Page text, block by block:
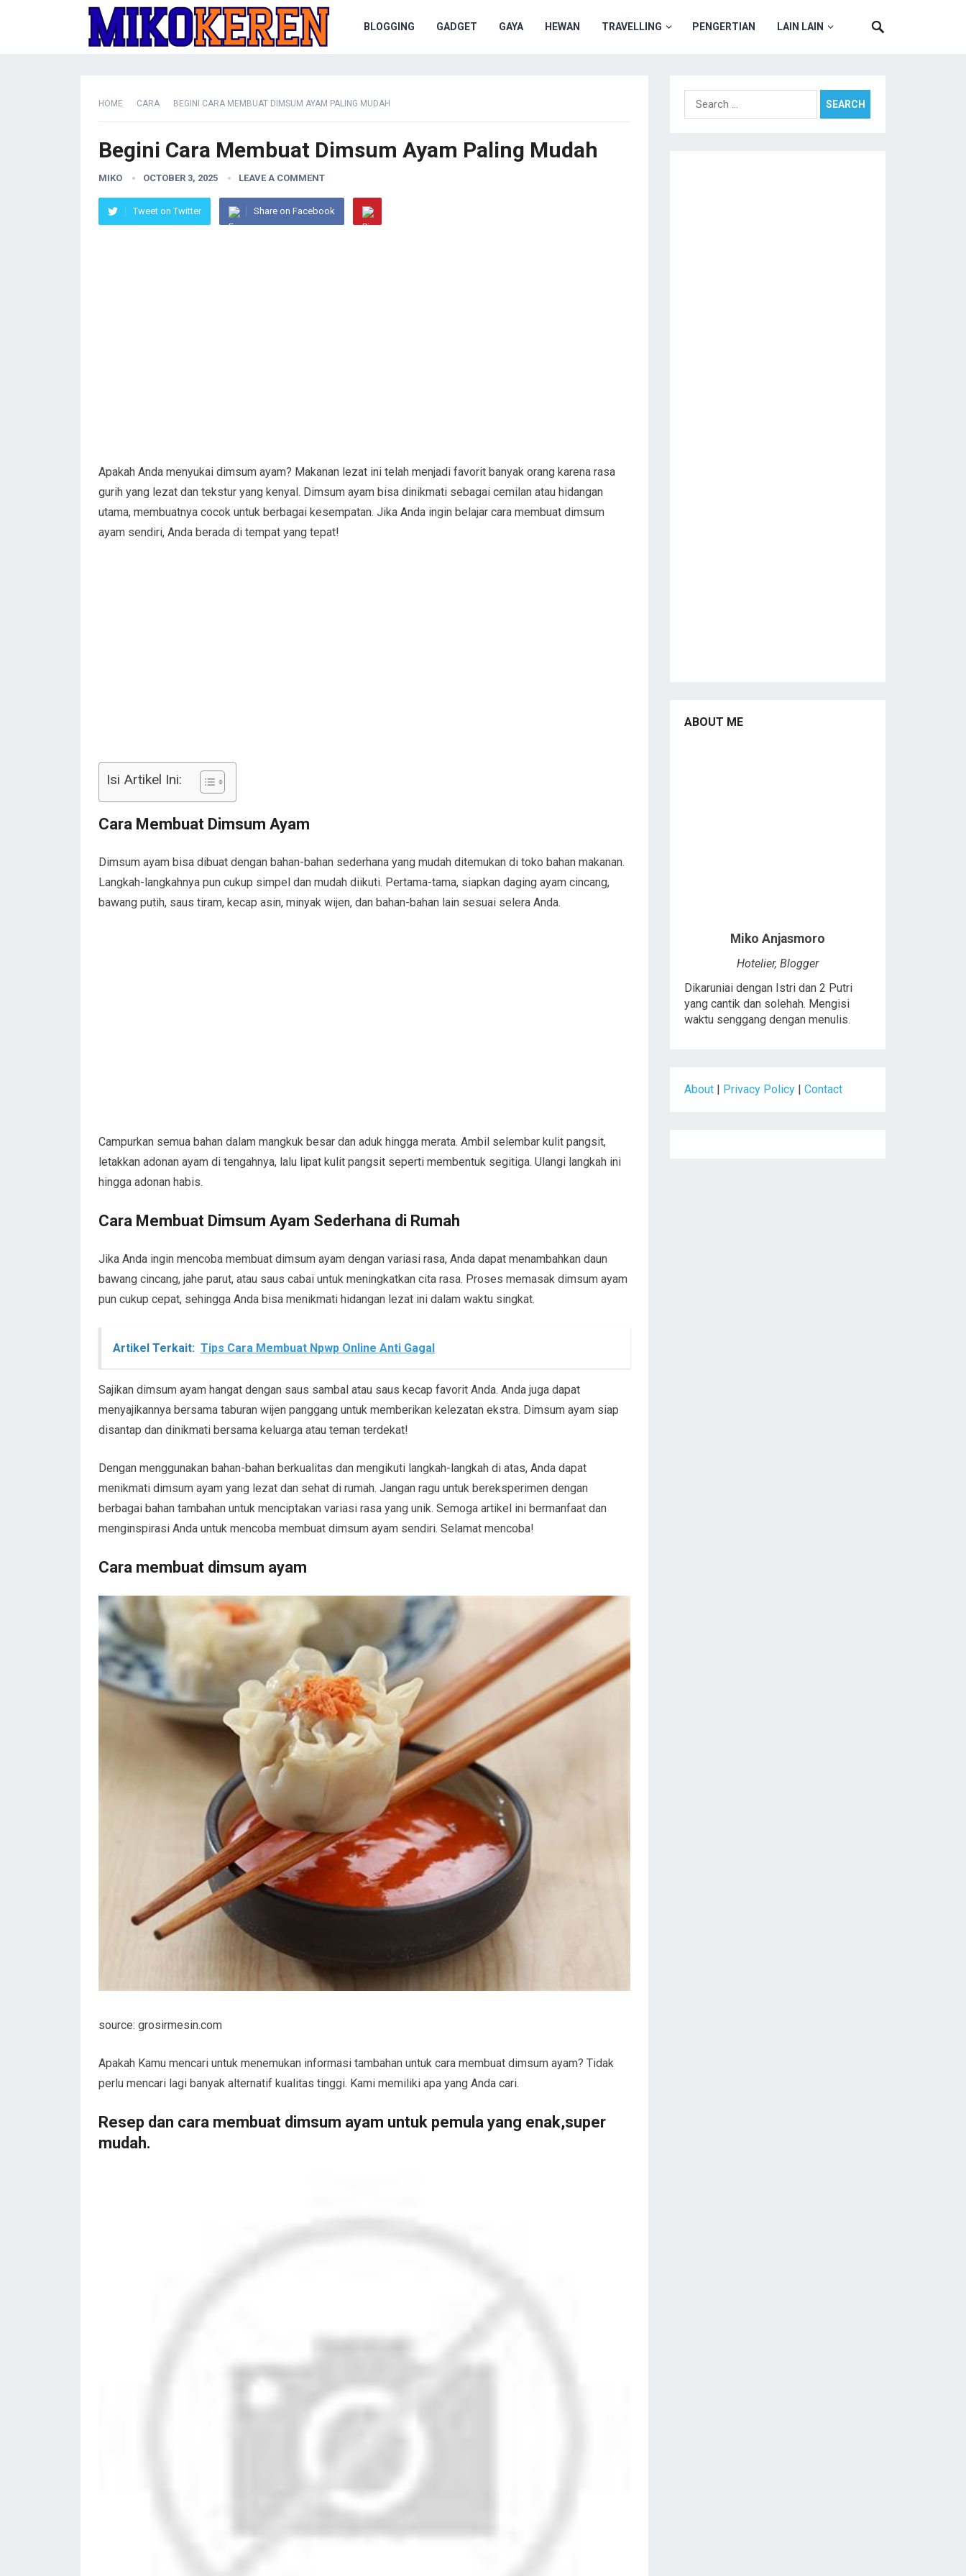
BLOGGING GADGET GAYA HEWAN TRAVELLING PENGERTIAN LAIN LAIN
HOME CARA BEGINI CARA MEMBUAT DIMSUM AYAM PALING MUDAH
Begini Cara Membuat Dimsum Ayam Paling Mudah
MIKO OCTOBER 3, 2025 LEAVE A COMMENT
Tweet on Twitter Share on Facebook
Apakah Anda menyukai dimsum ayam? Makanan lezat ini telah menjadi favorit banyak orang karena rasa
gurih yang lezat dan tekstur yang kenyal. Dimsum ayam bisa dinikmati sebagai cemilan atau hidangan
utama, membuatnya cocok untuk berbagai kesempatan. Jika Anda ingin belajar cara membuat dimsum
ayam sendiri, Anda berada di tempat yang tepat!
Isi Artikel Ini:
Cara Membuat Dimsum Ayam
Dimsum ayam bisa dibuat dengan bahan-bahan sederhana yang mudah ditemukan di toko bahan makanan.
Langkah-langkahnya pun cukup simpel dan mudah diikuti. Pertama-tama, siapkan daging ayam cincang,
bawang putih, saus tiram, kecap asin, minyak wijen, dan bahan-bahan lain sesuai selera Anda.
Campurkan semua bahan dalam mangkuk besar dan aduk hingga merata. Ambil selembar kulit pangsit,
letakkan adonan ayam di tengahnya, lalu lipat kulit pangsit seperti membentuk segitiga. Ulangi langkah ini
hingga adonan habis.
Cara Membuat Dimsum Ayam Sederhana di Rumah
Jika Anda ingin mencoba membuat dimsum ayam dengan variasi rasa, Anda dapat menambahkan daun
bawang cincang, jahe parut, atau saus cabai untuk meningkatkan cita rasa. Proses memasak dimsum ayam
pun cukup cepat, sehingga Anda bisa menikmati hidangan lezat ini dalam waktu singkat.
Artikel Terkait: Tips Cara Membuat Npwp Online Anti Gagal
Sajikan dimsum ayam hangat dengan saus sambal atau saus kecap favorit Anda. Anda juga dapat
menyajikannya bersama taburan wijen panggang untuk memberikan kelezatan ekstra. Dimsum ayam siap
disantap dan dinikmati bersama keluarga atau teman terdekat!
Dengan menggunakan bahan-bahan berkualitas dan mengikuti langkah-langkah di atas, Anda dapat
menikmati dimsum ayam yang lezat dan sehat di rumah. Jangan ragu untuk bereksperimen dengan
berbagai bahan tambahan untuk menciptakan variasi rasa yang unik. Semoga artikel ini bermanfaat dan
menginspirasi Anda untuk mencoba membuat dimsum ayam sendiri. Selamat mencoba!
Cara membuat dimsum ayam
source: grosirmesin.com
Apakah Kamu mencari untuk menemukan informasi tambahan untuk cara membuat dimsum ayam? Tidak
perlu mencari lagi banyak alternatif kualitas tinggi. Kami memiliki apa yang Anda cari.
Resep dan cara membuat dimsum ayam untuk pemula yang enak,super
mudah.
Search
for:
ABOUT ME
Miko Anjasmoro
Hotelier, Blogger
Dikaruniai dengan Istri dan 2 Putri
yang cantik dan solehah. Mengisi
waktu senggang dengan menulis.
About Privacy Policy Contact